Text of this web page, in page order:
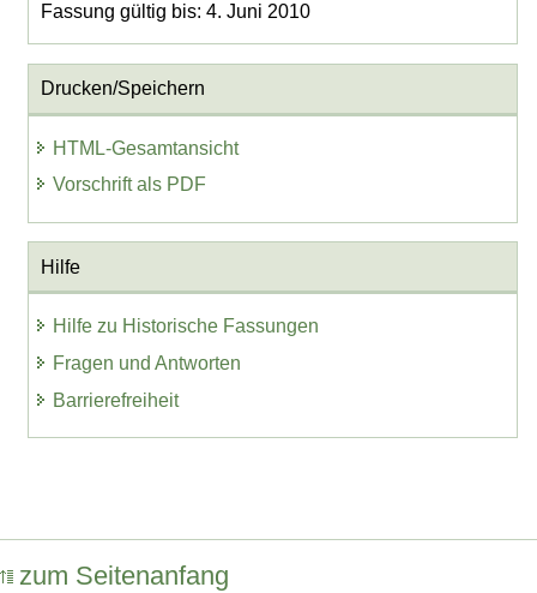
Fassung gültig bis: 4. Juni 2010
Drucken/Speichern
HTML-Gesamtansicht
Vorschrift als PDF
Hilfe
Hilfe zu Historische Fassungen
Fragen und Antworten
Barrierefreiheit
zum Seitenanfang